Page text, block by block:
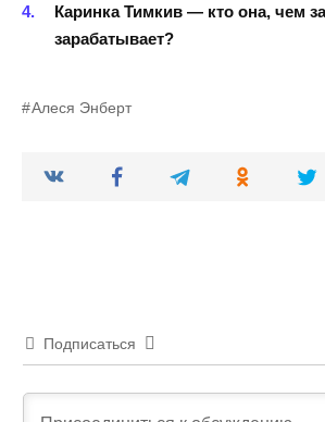
Каринка Тимкив — кто она, чем
зарабатывает?
Алеся Энберт
Подписаться